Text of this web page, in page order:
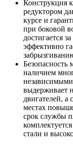
Конструкция
редуктором
курсе и
при боковой
достигается
эффективно
Безопасность
наличием
выдерживает
двигателей, а
местах
срок службы
стали и